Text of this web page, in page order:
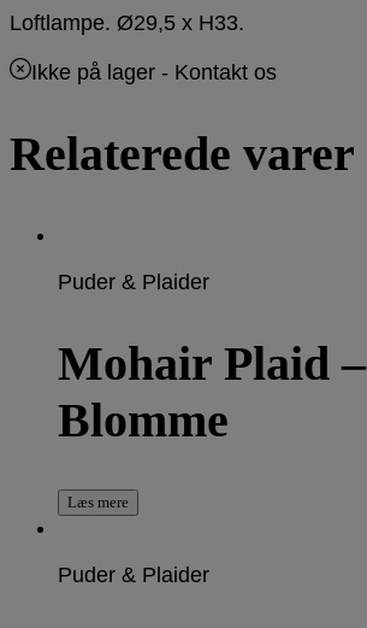
Loftlampe. Ø29,5 x H33.
Ikke på lager - Kontakt os
Relaterede varer
Puder & Plaider
Mohair Plaid –
Blomme
Læs mere
Puder & Plaider